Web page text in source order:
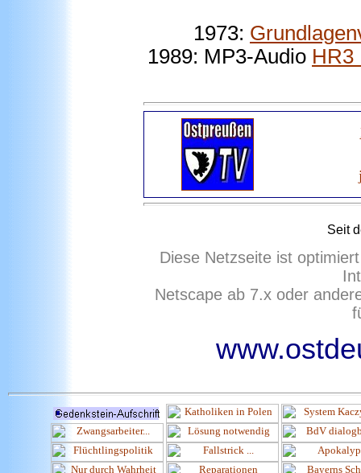
1973:
1989: MP3-Audio HR3
Seit
Diese Netzseite ist
Netscape ab 7.x oder